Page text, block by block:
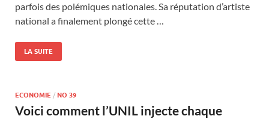
parfois des polémiques nationales. Sa réputation d’artiste
national a finalement plongé cette …
LA SUITE
ECONOMIE / NO 39
Voici comment l’UNIL injecte chaque